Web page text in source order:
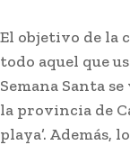
El objetivo de la
todo aquel que
Semana Santa
la provincia de
playa’. Además,